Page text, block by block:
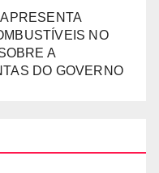
NO
A
DO GOVERNO